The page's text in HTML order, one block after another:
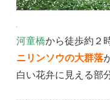
河童橋から徒歩約２
ニリンソウの大群落
白い花弁に見える部